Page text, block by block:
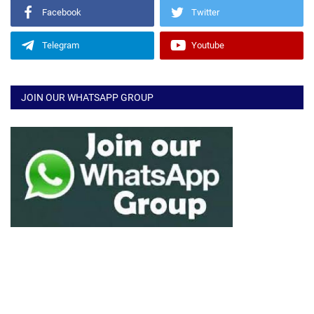
Facebook Twitter
Telegram Youtube
JOIN OUR WHATSAPP GROUP